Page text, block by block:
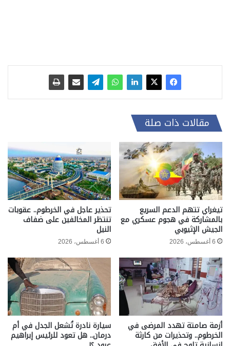
مقالات ذات صلة
تيغراي تتهم الدعم السريع
بالمشاركة في هجوم عسكري مع
الجيش الإثيوبي
6 أغسطس، 2026
تحذير عاجل في الخرطوم.. عقوبات
تنتظر المخالفين على ضفاف
النيل
6 أغسطس، 2026
أزمة صامتة تهدد المرضى في
الخرطوم.. وتحذيرات من كارثة
سيارة نادرة تُشعل الجدل في أم
درمان.. هل تعود للرئيس إبراهيم